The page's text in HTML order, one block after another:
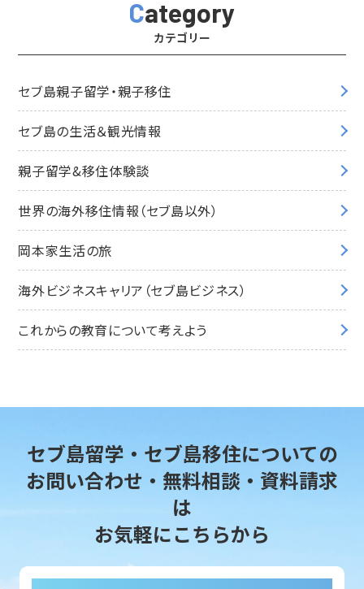
Category
カテゴリー
セブ島親子留学・親子移住
セブ島の生活＆観光情報
親子留学&移住体験談
世界の海外移住情報（セブ島以外）
岡本家生活の旅
海外ビジネスキャリア（セブ島ビジネス）
これからの教育について考えよう
セブ島留学・セブ島移住についての
お問い合わせ・無料相談・資料請求
は
お気軽にこちらから